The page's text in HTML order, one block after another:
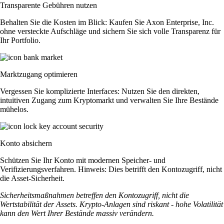
Transparente Gebühren nutzen
Behalten Sie die Kosten im Blick: Kaufen Sie Axon Enterprise, Inc.
ohne versteckte Aufschläge und sichern Sie sich volle Transparenz für
Ihr Portfolio.
Marktzugang optimieren
Vergessen Sie komplizierte Interfaces: Nutzen Sie den direkten,
intuitiven Zugang zum Kryptomarkt und verwalten Sie Ihre Bestände
mühelos.
Konto absichern
Schützen Sie Ihr Konto mit modernen Speicher- und
Verifizierungsverfahren. Hinweis: Dies betrifft den Kontozugriff, nicht
die Asset-Sicherheit.
Sicherheitsmaßnahmen betreffen den Kontozugriff, nicht die
Wertstabilität der Assets. Krypto-Anlagen sind riskant - hohe Volatilität
kann den Wert Ihrer Bestände massiv verändern.